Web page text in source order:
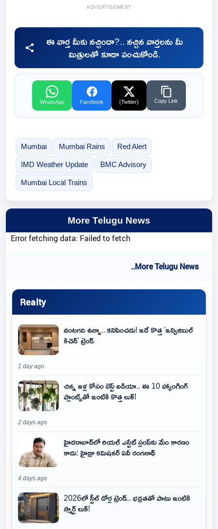
ADVERTISEMENT
ఈ వార్త మీకు నచ్చిందా?.. నచ్చిన వార్తలను మీ
మిత్రులతో కూడా పంచుకోండి.
WhatsApp Facebook (Twitter) Copy Link
Mumbai Mumbai Rains Red Alert
IMD Weather Update BMC Advisory
Mumbai Local Trains
More Telugu News
Error fetching data: Failed to fetch
..More Telugu News
Realty
వంటగది ఉన్నా.. కనిపించదు! ఇదే కొత్త 'ఇన్విజిబుల్
కిచెన్' ట్రెండ్
1 day ago
చిన్న ఇళ్ల కోసం బెస్ట్ ఐడియా.. ఈ 10 హ్యాంగింగ్
ప్లాంట్స్‌తో ఇంటికి కొత్త లుక్!
2 days ago
హైదరాబాద్‌లో రియల్ ఎస్టేట్ స్లంప్‌కు మేం కారణం
కాదు: హైడ్రా కమిషనర్ ఏవీ రంగనాథ్
4 days ago
2026లో స్టీల్ డోర్ల ట్రెండ్.. భద్రతతో పాటు ఇంటికి
స్మార్ట్ లుక్!